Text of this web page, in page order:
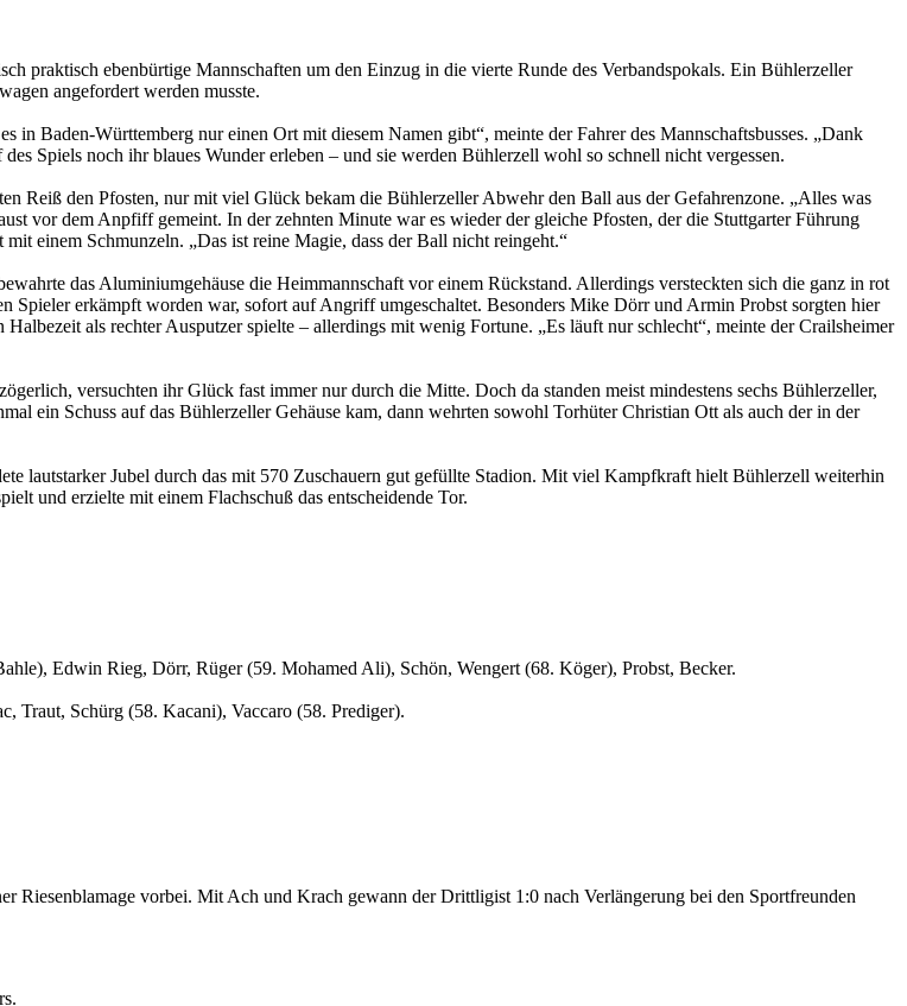
praktisch ebenbürtige Mannschaften um den Einzug in die vierte Runde des Verbandspokals. Ein Bühlerzeller
angefordert werden musste.
Baden-Württemberg nur einen Ort mit diesem Namen gibt“, meinte der Fahrer des Mannschaftsbusses. „Dank
Spiels noch ihr blaues Wunder erleben – und sie werden Bühlerzell wohl so schnell nicht vergessen.
Reiß den Pfosten, nur mit viel Glück bekam die Bühlerzeller Abwehr den Ball aus der Gefahrenzone. „Alles was
vor dem Anpfiff gemeint. In der zehnten Minute war es wieder der gleiche Pfosten, der die Stuttgarter Führung
einem Schmunzeln. „Das ist reine Magie, dass der Ball nicht reingeht.“
das Aluminiumgehäuse die Heimmannschaft vor einem Rückstand. Allerdings versteckten sich die ganz in rot
Spieler erkämpft worden war, sofort auf Angriff umgeschaltet. Besonders Mike Dörr und Armin Probst sorgten hier
als rechter Ausputzer spielte – allerdings mit wenig Fortune. „Es läuft nur schlecht“, meinte der Crailsheimer
versuchten ihr Glück fast immer nur durch die Mitte. Doch da standen meist mindestens sechs Bühlerzeller,
ein Schuss auf das Bühlerzeller Gehäuse kam, dann wehrten sowohl Torhüter Christian Ott als auch der in der
lautstarker Jubel durch das mit 570 Zuschauern gut gefüllte Stadion. Mit viel Kampfkraft hielt Bühlerzell weiterhin
und erzielte mit einem Flachschuß das entscheidende Tor.
Edwin Rieg, Dörr, Rüger (59. Mohamed Ali), Schön, Wengert (68. Köger), Probst, Becker.
Traut, Schürg (58. Kacani), Vaccaro (58. Prediger).
Riesenblamage vorbei. Mit Ach und Krach gewann der Drittligist 1:0 nach Verlängerung bei den Sportfreunden